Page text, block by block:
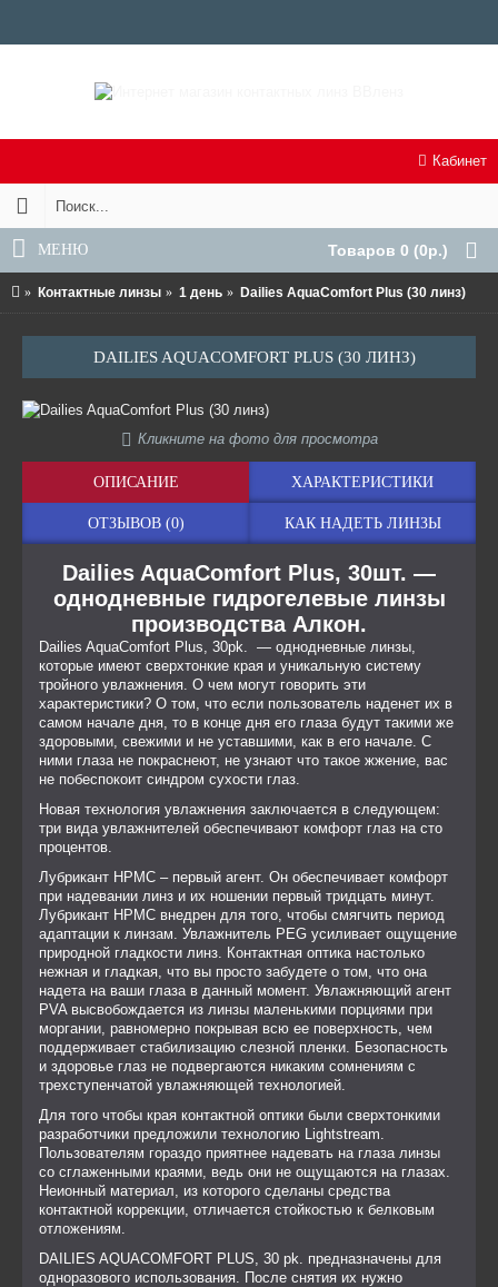
Товаров 0 (0р.)
Кабинет
МЕНЮ
Контактные линзы 1 день Dailies AquaComfort Plus (30 линз)
DAILIES AQUACOMFORT PLUS (30 ЛИНЗ)
Кликните на фото для просмотра
ОПИСАНИЕ ХАРАКТЕРИСТИКИ
ОТЗЫВОВ (0) КАК НАДЕТЬ ЛИНЗЫ
Dailies AquaComfort Plus, 30шт. —
однодневные гидрогелевые линзы
производства Алкон.
Dailies AquaComfort Plus, 30pk. — однодневные линзы,
которые имеют сверхтонкие края и уникальную систему
тройного увлажнения. О чем могут говорить эти
характеристики? О том, что если пользователь наденет их в
самом начале дня, то в конце дня его глаза будут такими же
здоровыми, свежими и не уставшими, как в его начале. С
ними глаза не покраснеют, не узнают что такое жжение, вас
не побеспокоит синдром сухости глаз.
Новая технология увлажнения заключается в следующем:
три вида увлажнителей обеспечивают комфорт глаз на сто
процентов.
Лубрикант HPMC – первый агент. Он обеспечивает комфорт
при надевании линз и их ношении первый тридцать минут.
Лубрикант HPMC внедрен для того, чтобы смягчить период
адаптации к линзам. Увлажнитель PEG усиливает ощущение
природной гладкости линз. Контактная оптика настолько
нежная и гладкая, что вы просто забудете о том, что она
надета на ваши глаза в данный момент. Увлажняющий агент
PVA высвобождается из линзы маленькими порциями при
моргании, равномерно покрывая всю ее поверхность, чем
поддерживает стабилизацию слезной пленки. Безопасность
и здоровье глаз не подвергаются никаким сомнениям с
трехступенчатой увлажняющей технологией.
Для того чтобы края контактной оптики были сверхтонкими
разработчики предложили технологию Lightstream.
Пользователям гораздо приятнее надевать на глаза линзы
со сглаженными краями, ведь они не ощущаются на глазах.
Неионный материал, из которого сделаны средства
контактной коррекции, отличается стойкостью к белковым
отложениям.
DAILIES AQUACOMFORT PLUS, 30 pk. предназначены для
одноразового использования. После снятия их нужно